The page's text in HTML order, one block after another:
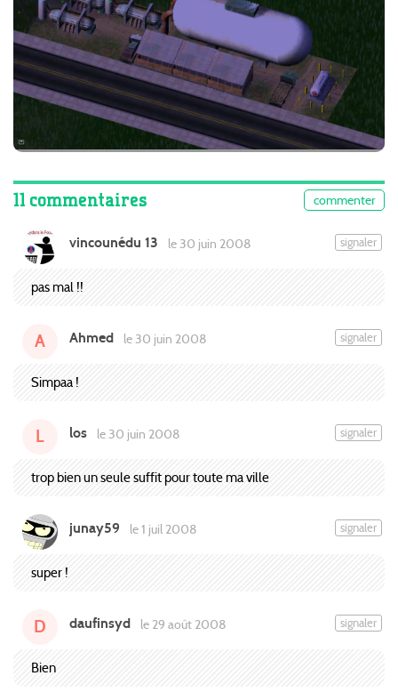
11 commentaires commenter
vincounédu 13 le 30 juin 2008 signaler
pas mal !!
A Ahmed le 30 juin 2008 signaler
Simpaa !
L los le 30 juin 2008 signaler
trop bien un seule suffit pour toute ma ville
junay59 le 1 juil 2008 signaler
super !
D daufinsyd le 29 août 2008 signaler
Bien